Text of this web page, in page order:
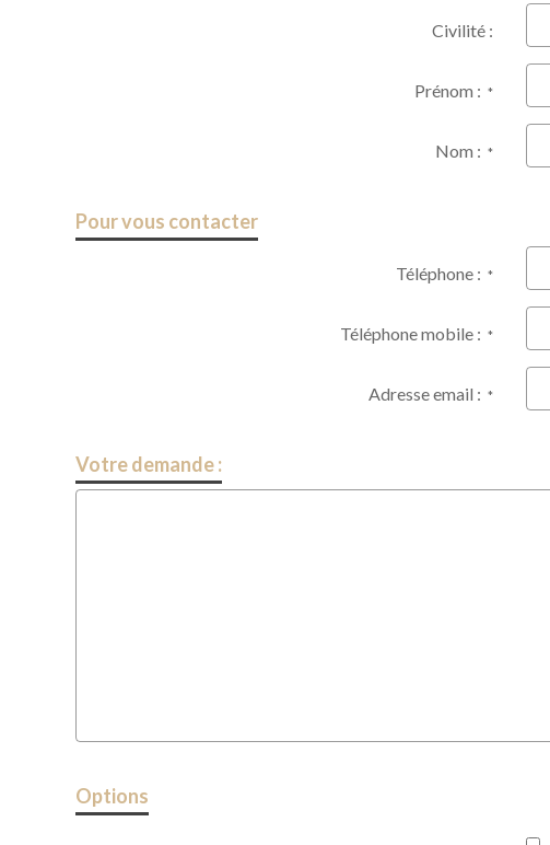
Civilité :
Prénom : *
Nom : *
Pour vous contacter
Téléphone : *
Téléphone mobile : *
Adresse email : *
Votre demande :
Options